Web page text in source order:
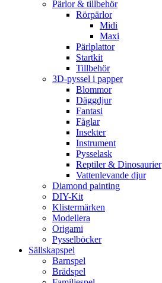
Pärlor & tillbehör
Rörpärlor
Midi
Maxi
Pärlplattor
Startkit
Tillbehör
3D-pyssel i papper
Blommor
Däggdjur
Fantasi
Fåglar
Insekter
Instrument
Pysselask
Reptiler & Dinosaurier
Vattenlevande djur
Diamond painting
DIY-Kit
Klistermärken
Modellera
Origami
Pysselböcker
Sällskapspel
Barnspel
Brädspel